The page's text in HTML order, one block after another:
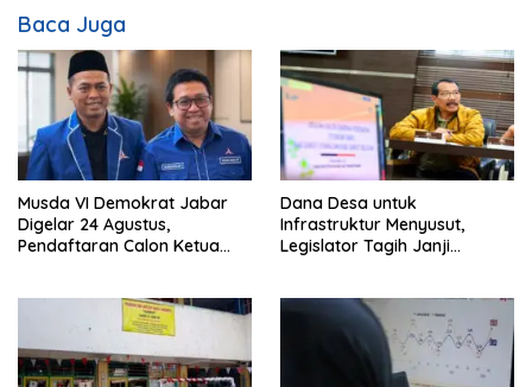
Baca Juga
Musda VI Demokrat Jabar
Digelar 24 Agustus,
Pendaftaran Calon Ketua
Dana Desa untuk
Infrastruktur Menyusut,
Legislator Tagih Janji